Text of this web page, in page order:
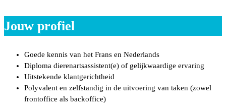
Jouw profiel
Goede kennis van het Frans en Nederlands
Diploma dierenartsassistent(e) of gelijkwaardige ervaring
Uitstekende klantgerichtheid
Polyvalent en zelfstandig in de uitvoering van taken (zowel
frontoffice als backoffice)